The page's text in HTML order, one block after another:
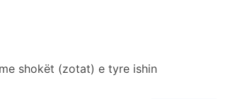
shokët (zotat) e tyre ishin